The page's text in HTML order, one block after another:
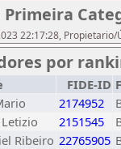
22:17:28, Propietario/
por
FIDE-ID
2174952
2151545
Ribeiro 22765905